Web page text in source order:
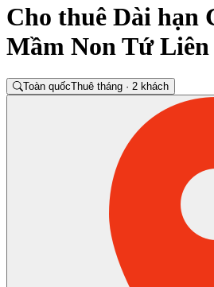
Cho thuê Dài hạn
Mầm Non Tứ Liên
Toàn quốcThuê tháng · 2 khách